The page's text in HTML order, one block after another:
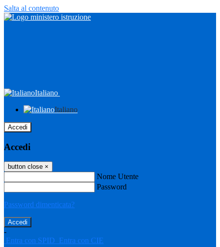
Salta al contenuto
Italiano
Italiano
Accedi
Accedi
button close ×
Nome Utente
Password
Password dimenticata?
-
Entra con SPID Entra con CIE